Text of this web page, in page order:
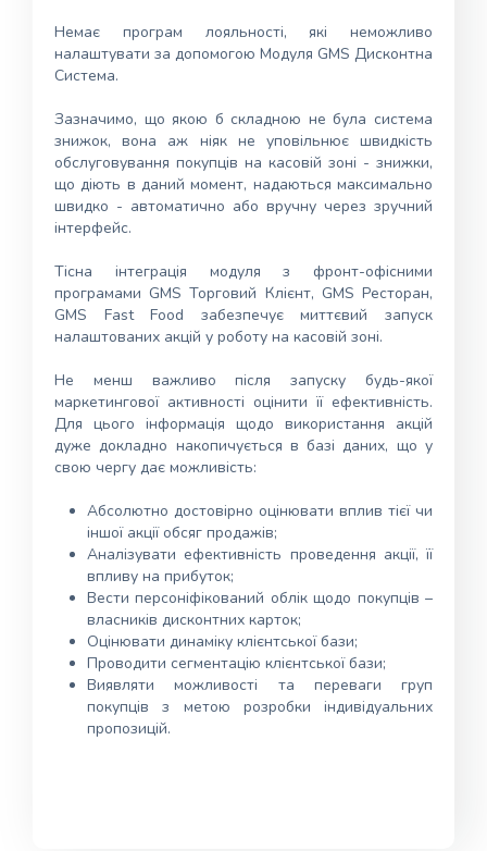
Немає програм лояльності, які неможливо
налаштувати за допомогою Модуля GMS Дисконтна
Система.
Зазначимо, що якою б складною не була система
знижок, вона аж ніяк не уповільнює швидкість
обслуговування покупців на касовій зоні - знижки,
що діють в даний момент, надаються максимально
швидко - автоматично або вручну через зручний
інтерфейс.
Тісна інтеграція модуля з фронт-офісними
програмами GMS Торговий Клієнт, GMS Ресторан,
GMS Fast Food забезпечує миттєвий запуск
налаштованих акцій у роботу на касовій зоні.
Не менш важливо після запуску будь-якої
маркетингової активності оцінити її ефективність.
Для цього інформація щодо використання акцій
дуже докладно накопичується в базі даних, що у
свою чергу дає можливість:
Абсолютно достовірно оцінювати вплив тієї чи
іншої акції обсяг продажів;
Аналізувати ефективність проведення акції, її
впливу на прибуток;
Вести персоніфікований облік щодо покупців –
власників дисконтних карток;
Оцінювати динаміку клієнтської бази;
Проводити сегментацію клієнтської бази;
Виявляти можливості та переваги груп
покупців з метою розробки індивідуальних
пропозицій.